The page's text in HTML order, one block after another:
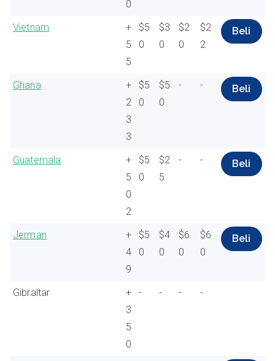
0
Vietnam
+
5
5
$5
0
$3
0
$2
0
$2
2
Beli
Ghana
+
2
3
3
$5
0
$5
0
- - Beli
Guatemala
+
5
0
2
$5
0
$2
5
- - Beli
Jerman
+
4
9
$5
0
$4
0
$6
0
$6
0
Beli
Gibraltar
+
3
5
0
- - - -